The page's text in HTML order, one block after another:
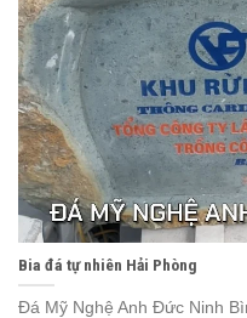
Bia đá tự nhiên Hải Phòng
Đá Mỹ Nghệ Anh Đức Ninh